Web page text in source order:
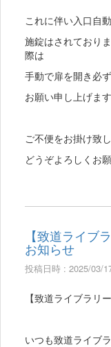
これに伴い入口自
施錠はされており
際は
手動で扉を開き必
お願い申し上げます
ご不便をお掛け致
どうぞよろしくお
【致道ライブ
お知らせ
投稿日時 : 2025/03/
【致道ライブラリ
いつも致道ライブ